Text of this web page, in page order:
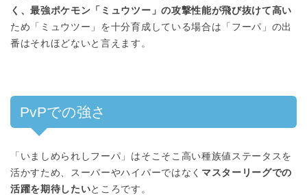
く、最強ポケモン「ミュウツー」の攻撃性能が飛び抜けて高い
ため「ミュウツー」を十分育成している場合は「フーパ」の出
番はそれほどないと言えます。
PvPでの強さ
「いましめられしフーパ」はそこそこ高い種族値ステータスを
活かすため、スーパーやハイパーではなく マスターリーグでの
活躍を期待したいところです。